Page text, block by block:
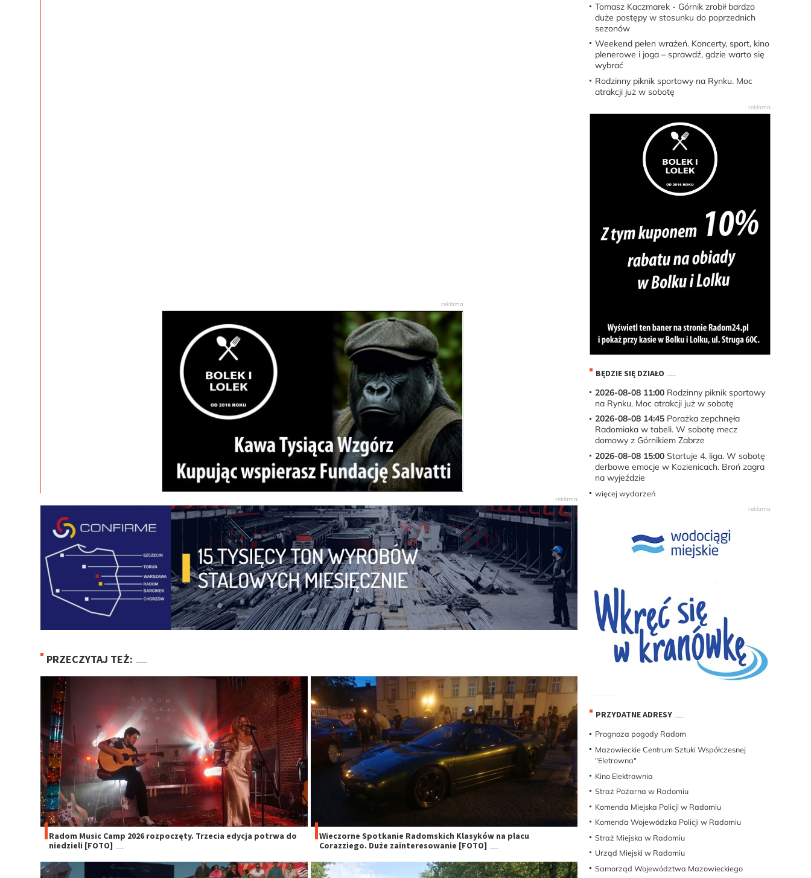
PRZECZYTAJ TEŻ:
Radom Music Camp 2026 rozpoczęty. Trzecia edycja potrwa do
niedzieli [FOTO]
Wieczorne Spotkanie Radomskich Klasyków na placu
Corazziego. Duże zainteresowanie [FOTO]
Tomasz Kaczmarek - Górnik zrobił bardzo
duże postępy w stosunku do poprzednich
sezonów
Weekend pełen wrażeń. Koncerty, sport, kino
plenerowe i joga – sprawdź, gdzie warto się
wybrać
Rodzinny piknik sportowy na Rynku. Moc
atrakcji już w sobotę
BĘDZIE SIĘ DZIAŁO
2026-08-08 11:00Rodzinny piknik sportowy
na Rynku. Moc atrakcji już w sobotę
2026-08-08 14:45Porażka zepchnęła
Radomiaka w tabeli. W sobotę mecz
domowy z Górnikiem Zabrze
2026-08-08 15:00Startuje 4. liga. W sobotę
derbowe emocje w Kozienicach. Broń zagra
na wyjeździe
więcej wydarzeń
PRZYDATNE ADRESY
Prognoza pogody Radom
Mazowieckie Centrum Sztuki Współczesnej
"Eletrowna"
Kino Elektrownia
Straż Pożarna w Radomiu
Komenda Miejska Policji w Radomiu
Komenda Wojewódzka Policji w Radomiu
Straż Miejska w Radomiu
Urząd Miejski w Radomiu
Samorząd Województwa Mazowieckiego